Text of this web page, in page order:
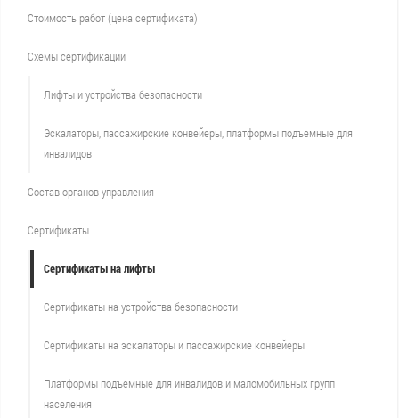
Стоимость работ (цена сертификата)
Схемы сертификации
Лифты и устройства безопасности
Эскалаторы, пассажирские конвейеры, платформы подъемные для
инвалидов
Состав органов управления
Сертификаты
Сертификаты на лифты
Сертификаты на устройства безопасности
Сертификаты на эскалаторы и пассажирские конвейеры
Платформы подъемные для инвалидов и маломобильных групп
населения